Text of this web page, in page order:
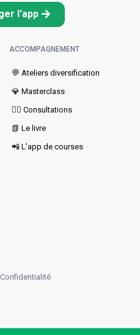
l'app
ACCOMPAGNEMENT
💬 Ateliers diversification
💎 Masterclass
👩‍⚕️ Consultations
📗 Le livre
📲 L'app de courses
Confidentialité